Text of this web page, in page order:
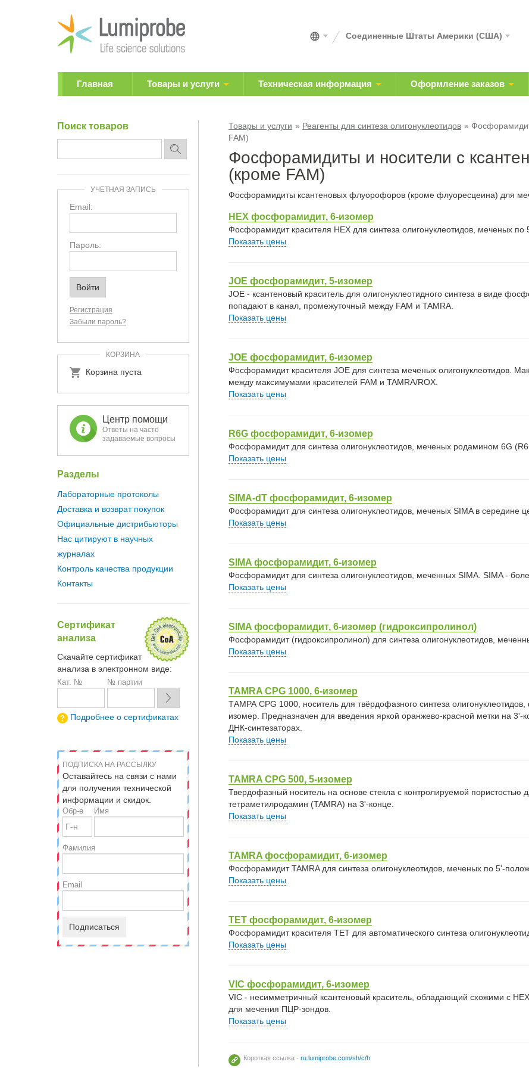
Соединенные Штаты Америки (США)
Главная Товары и услуги Техническая информация Оформление заказов
Товары и услуги Реагенты для синтеза олигонуклеотидов
FAM)
Фосфорамидиты и носители с
(кроме FAM)
Фосфорамидиты ксантеновых флуорофоров (кроме флуоресцеина) для
HEX фосфорамидит, 6-изомер
Фосфорамидит красителя HEX для синтеза олигонуклеотидов, меченых по
Показать цены
JOE фосфорамидит, 5-изомер
JOE - ксантеновый краситель для олигонуклеотидного синтеза в виде
попадают в канал, промежуточный между FAM и TAMRA.
Показать цены
JOE фосфорамидит, 6-изомер
Фосфорамидит красителя JOE для синтеза меченых олигонуклеотидов.
между максимумами красителей FAM и TAMRA/ROX.
Показать цены
R6G фосфорамидит, 6-изомер
Фосфорамидит для синтеза олигонуклеотидов, меченых родамином 6G
Показать цены
SIMA-dT фосфорамидит, 6-изомер
Фосфорамидит для синтеза олигонуклеотидов, меченых SIMA в середине
Показать цены
SIMA фосфорамидит, 6-изомер
Фосфорамидит для синтеза олигонуклеотидов, меченных SIMA. SIMA -
Показать цены
SIMA фосфорамидит, 6-изомер (гидроксипролинол)
Фосфорамидит (гидроксипролинол) для синтеза олигонуклеотидов,
Показать цены
TAMRA CPG 1000, 6-изомер
ТАМРА CPG 1000, носитель для твёрдофазного синтеза
изомер. Предназначен для введения яркой оранжево‑красной метки на 3'-
ДНК‑синтезаторах.
Показать цены
TAMRA CPG 500, 5-изомер
Твердофазный носитель на основе стекла с контролируемой пористостью
тетраметилродамин (TAMRA) на 3'-конце.
Показать цены
TAMRA фосфорамидит, 6-изомер
Фосфорамидит TAMRA для синтеза олигонуклеотидов, меченых по 5'-
Показать цены
TET фосфорамидит, 6-изомер
Фосфорамидит красителя TET для автоматического синтеза
Показать цены
VIC фосфорамидит, 6-изомер
VIC - несимметричный ксантеновый краситель, обладающий схожими с
для мечения ПЦР-зондов.
Показать цены
Короткая ссылка - ru.lumiprobe.com/sh/c/h
Поиск товаров
УЧЕТНАЯ ЗАПИСЬ
Email:
Пароль:
Регистрация
Забыли пароль?
КОРЗИНА
Корзина пуста
Центр помощи
Ответы на часто
задаваемые вопросы
Разделы
Лабораторные протоколы
Доставка и возврат покупок
Официальные дистрибьюторы
Нас цитируют в научных
журналах
Контроль качества продукции
Контакты
Сертификат
анализа
Скачайте сертификат
анализа в электронном виде:
Кат. № № партии
Подробнее о сертификатах
ПОДПИСКА НА РАССЫЛКУ
Оставайтесь на связи с нами
для получения технической
информации и скидок.
Обр-е Имя
Фамилия
Email
Подписаться